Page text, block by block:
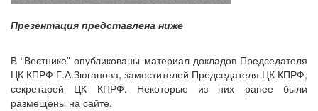
Презентация представлена ниже
В “Вестнике” опубликованы материал докладов Председателя
ЦК КПРФ Г.А.Зюганова, заместителей Председателя ЦК КПРФ,
секретарей ЦК КПРФ. Некоторые из них ранее были
размещены на сайте.